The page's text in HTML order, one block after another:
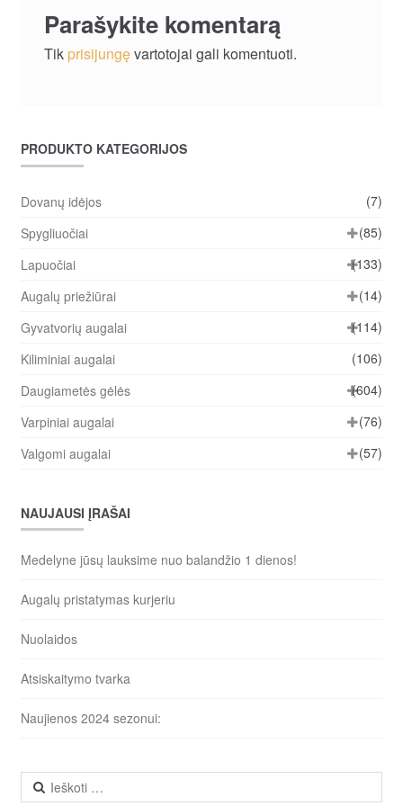
Parašykite komentarą
Tik prisijungęvartotojai gali komentuoti.
PRODUKTO KATEGORIJOS
Dovanų idėjos
(7)
Spygliuočiai
(85)
Lapuočiai
(133)
Augalų priežiūrai
(14)
Gyvatvorių augalai
(114)
Kiliminiai augalai
(106)
Daugiametės gėlės
(604)
Varpiniai augalai
(76)
Valgomi augalai
(57)
NAUJAUSI ĮRAŠAI
Medelyne jūsų lauksime nuo balandžio 1 dienos!
Augalų pristatymas kurjeriu
Nuolaidos
Atsiskaitymo tvarka
Naujienos 2024 sezonui:
Ieškoti: